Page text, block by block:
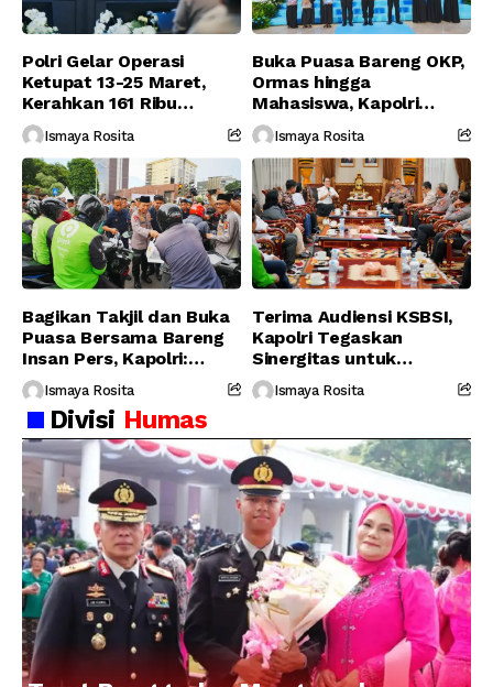
Polri Gelar Operasi
Ketupat 13-25 Maret,
Kerahkan 161 Ribu
Personel Gabungan
Ismaya Rosita
Buka Puasa Bareng OKP,
Ormas hingga
Mahasiswa, Kapolri
Serukan Jaga
Persatuan-Dukung
Program Pemerintah
Ismaya Rosita
Bagikan Takjil dan Buka
Puasa Bersama Bareng
Insan Pers, Kapolri:
Suara Media Suara
Publik
Ismaya Rosita
Terima Audiensi KSBSI,
Kapolri Tegaskan
Sinergitas untuk
Perjuangkan Hak Buruh
Ismaya Rosita
Divisi Humas